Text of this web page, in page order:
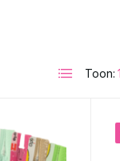
Toon: